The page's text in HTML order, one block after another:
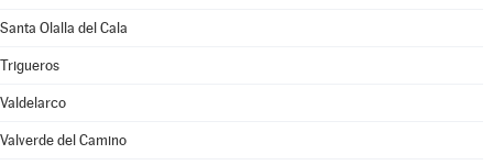
Santa Olalla del Cala
Trigueros
Valdelarco
Valverde del Camino